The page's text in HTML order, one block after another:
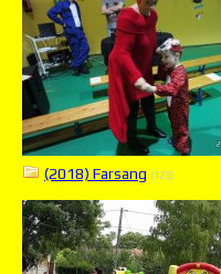
(2018) Farsang (123)